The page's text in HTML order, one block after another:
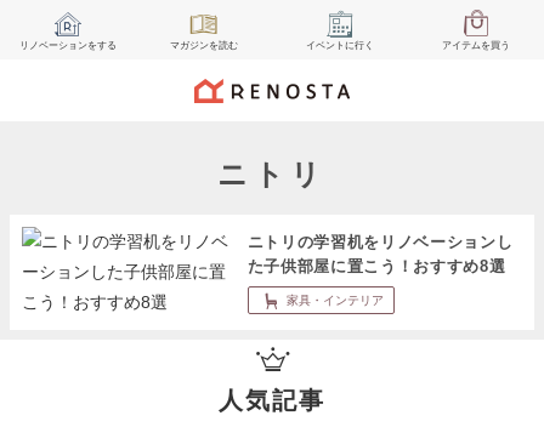
リノベーションをする マガジンを読む イベント に行く アイテムを買う
ニトリ
ニトリの学習机をリノベーションし
た子供部屋に置こう！おすすめ8選
家具・インテリア
人気記事